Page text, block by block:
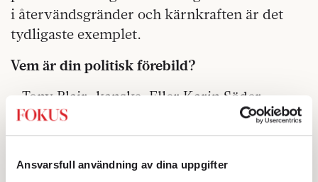
Ansvarsfull användning av dina uppgifter
i återvändsgränder och kärnkraften är det
tydligaste exemplet.
Vem är din politisk förebild?
– Tony Blair, kanske. Eller Karin Söder.
Vilken blir valets oviktigaste fråga?
– Integritetsfrågorna har ramlat ner, jämför